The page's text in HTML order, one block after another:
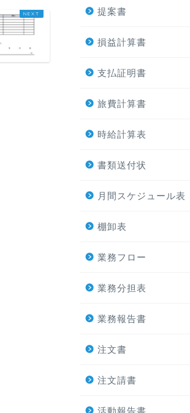
提案書
損益計算書
支払証明書
旅費計算書
時給計算表
書類送付状
月間スケジュール表
棚卸表
業務フロー
業務分担表
業務報告書
注文書
注文請書
活動報告書